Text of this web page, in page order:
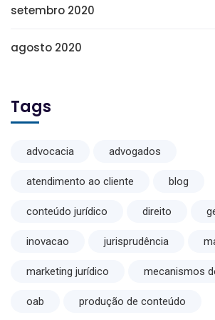
setembro 2020
agosto 2020
Tags
advocacia advogados
atendimento ao cliente blog
conteúdo jurídico direito
inovacao jurisprudência
marketing jurídico mecanismos
oab produção de conteúdo